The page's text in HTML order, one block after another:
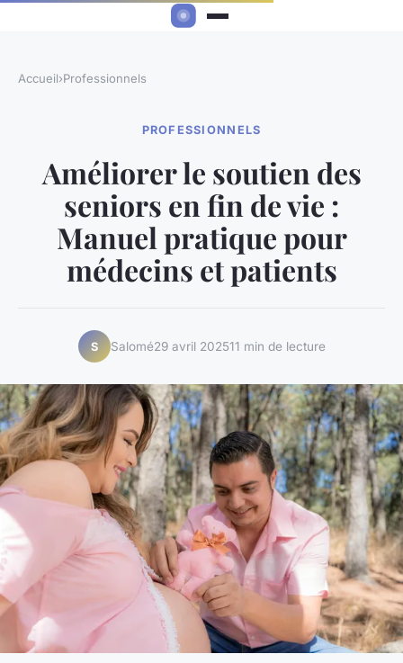
Accueil›Professionnels
PROFESSIONNELS
Améliorer le soutien des
seniors en fin de vie :
Manuel pratique pour
médecins et patients
S Salomé29 avril 202511 min de lecture